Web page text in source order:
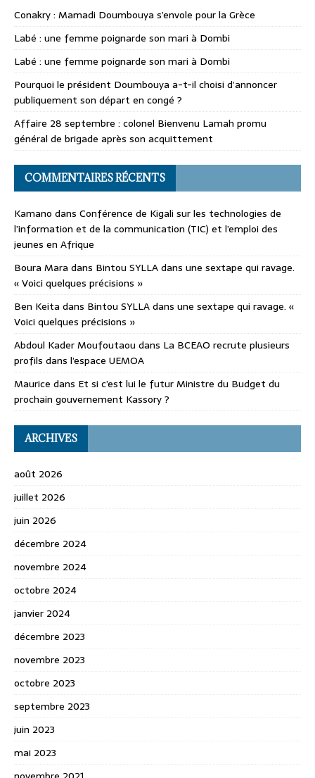
Conakry : Mamadi Doumbouya s’envole pour la Grèce
Labé : une femme poignarde son mari à Dombi
Labé : une femme poignarde son mari à Dombi
Pourquoi le président Doumbouya a-t-il choisi d’annoncer
publiquement son départ en congé ?
Affaire 28 septembre : colonel Bienvenu Lamah promu
général de brigade après son acquittement
COMMENTAIRES RÉCENTS
Kamano dans Conférence de Kigali sur les technologies de
l’information et de la communication (TIC) et l’emploi des
jeunes en Afrique
Boura Mara dans Bintou SYLLA dans une sextape qui ravage.
« Voici quelques précisions »
Ben Keita dans Bintou SYLLA dans une sextape qui ravage. «
Voici quelques précisions »
Abdoul Kader Moufoutaou dans La BCEAO recrute plusieurs
profils dans l’espace UEMOA
Maurice dans Et si c’est lui le futur Ministre du Budget du
prochain gouvernement Kassory ?
ARCHIVES
août 2026
juillet 2026
juin 2026
décembre 2024
novembre 2024
octobre 2024
janvier 2024
décembre 2023
novembre 2023
octobre 2023
septembre 2023
juin 2023
mai 2023